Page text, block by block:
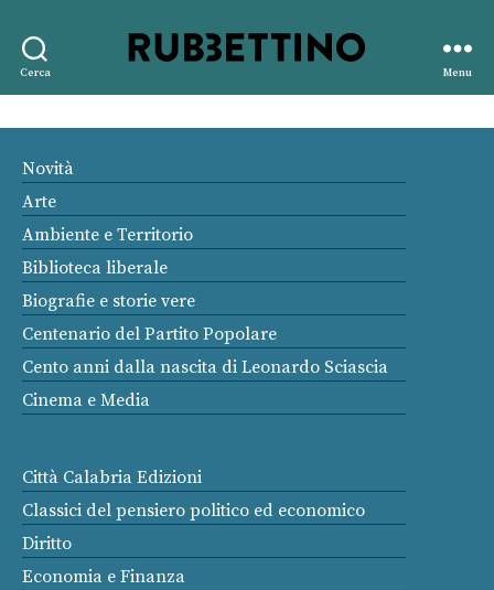
Cerca
editore
Menu
Novità
Arte
Ambiente e Territorio
Biblioteca liberale
Biografie e storie vere
Centenario del Partito Popolare
Cento anni dalla nascita di Leonardo Sciascia
Cinema e Media
Città Calabria Edizioni
Classici del pensiero politico ed economico
Diritto
Economia e Finanza